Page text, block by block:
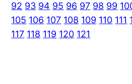
92 93 94 95 96 97 98 99
105 106 107 108 109 110 111
117 118 119 120 121